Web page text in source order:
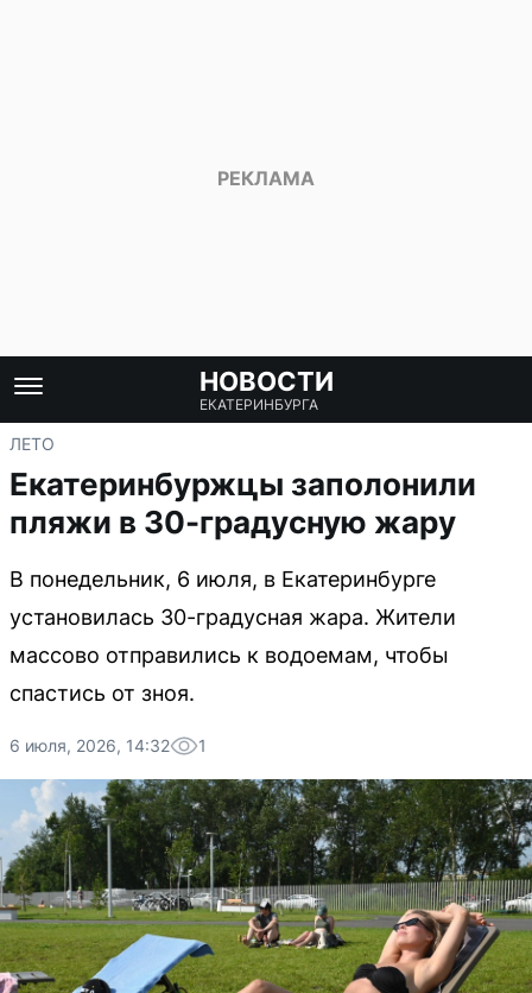
НОВОСТИ
ЕКАТЕРИНБУРГА
ЛЕТО
Екатеринбуржцы заполонили
пляжи в 30-градусную жару
В понедельник, 6 июля, в Екатеринбурге
установилась 30-градусная жара. Жители
массово отправились к водоемам, чтобы
спастись от зноя.
6 июля, 2026, 14:32 1